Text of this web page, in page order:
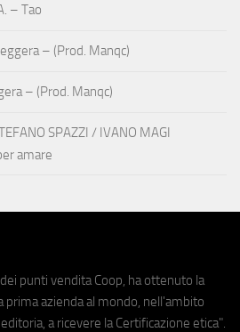
– Tao
– (Prod. Manqc)
– (Prod. Manqc)
SPAZZI / IVANO MAGI
amare
punti vendita Coop, ha ottenuto la
prima azienda al mondo, nell'ambito
a ricevere la Certificazione etica".